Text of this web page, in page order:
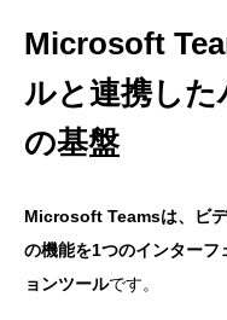
Microsoft
ルと連携し
の基盤
Microsoft Teamsは、ビ
の機能を1つのインター
ョンツールです。